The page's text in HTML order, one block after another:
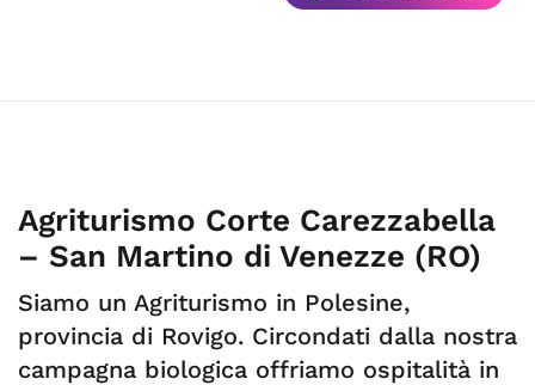
Agriturismo Corte Carezzabella
– San Martino di Venezze (RO)
Siamo un Agriturismo in Polesine,
provincia di Rovigo. Circondati dalla nostra
campagna biologica offriamo ospitalità in